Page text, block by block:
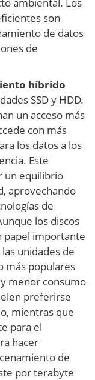
son
de datos
de
híbrido
SSD y HDD.
un acceso más
con más
los datos a los
Este
un equilibrio
aprovechando
de
los discos
papel importante
unidades de
más populares
menor consumo
preferirse
mientras que
para el
hacer
de
por terabyte